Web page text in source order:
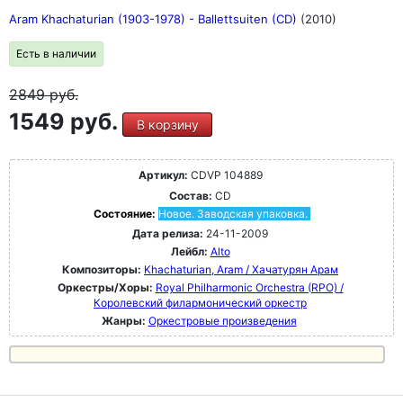
Aram Khachaturian (1903-1978) - Ballettsuiten (CD) (2010)
Есть в наличии
2849руб.
1549 руб. В корзину
Артикул: CDVP 104889
Состав: CD
Состояние: Новое. Заводская упаковка.
Дата релиза: 24-11-2009
Лейбл: Alto
Композиторы: Khachaturian, Aram / Хачатурян Арам
Оркестры/Хоры: Royal Philharmonic Orchestra (RPO) /
Королевский филармонический оркестр
Жанры: Оркестровые произведения